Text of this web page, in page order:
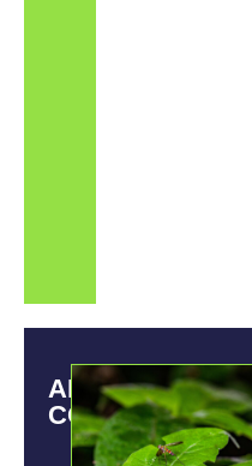
ARTICOLI
CORRELATI